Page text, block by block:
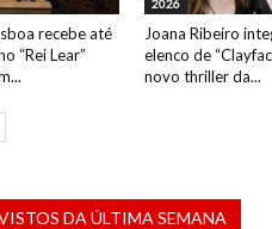
recebe até
“Rei Lear”
2026
Joana Ribeiro
elenco de
novo thriller da...
DA ÚLTIMA SEMANA